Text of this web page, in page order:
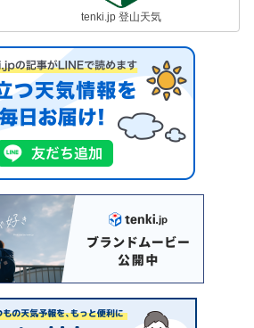
tenki.jp 登山天気